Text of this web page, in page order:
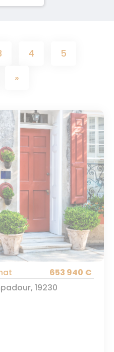
4
5
»
653 940 €
19230